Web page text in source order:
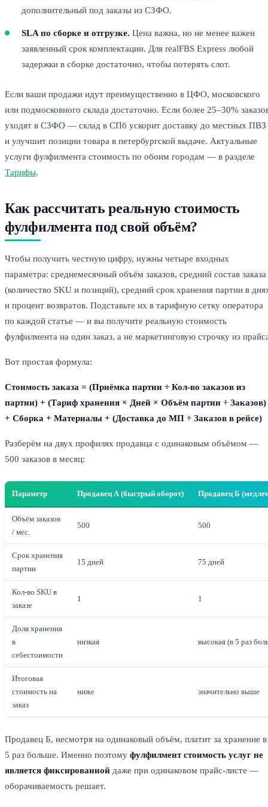
дополнительный под заказы из СЗФО.
SLA по сборке и отгрузке. Цена важна, но не менее важен
заявленный срок комплектации. Для realFBS Express любой
задержки в сборке достаточно, чтобы потерять слот.
Если ваши продажи идут преимущественно в ЦФО, московского
или подмосковного склада достаточно. Если более 25–30%
уходят в СЗФО — склад в СПб ускорит доставку до местных ПВЗ
и улучшит позиции товара в петербургской выдаче. Актуальные
услуги фулфилмента стоимость по обоим городам — в разделе
Тарифы.
Как рассчитать реальную стоимость
фулфилмента под свой объём?
Чтобы получить честную цифру, нужны четыре входных
параметра: среднемесячный объём заказов, средний состав заказа
(количество SKU и позиций), средний срок хранения партии в
и процент возвратов. Подставьте их в тарифную сетку оператора
по каждой статье — и вы получите реальную стоимость
фулфилмента на один заказ, а не маркетинговую строчку из
Вот простая формула:
Стоимость заказа = (Приёмка партии ÷ Кол-во заказов из
партии) + (Тариф хранения × Дней × Объём партии ÷ Заказов)
+ Сборка + Материалы + (Доставка до МП ÷ Заказов в рейсе)
Разберём на двух профилях продавца с одинаковым объёмом —
500 заказов в месяц:
Параметр Продавец А (быстрый оборот) Продавец Б
Объём заказов
/ мес.
500 500
Срок хранения
партии
15 дней 75 дней
Кол-во SKU в
заказе
1 1
Доля хранения
в
себестоимости
низкая высокая (в 5 раз
Итоговая
стоимость на
заказ
ниже значительно выше
Продавец Б, несмотря на одинаковый объём, платит за хранение в
5 раз больше. Именно поэтому фулфилмент стоимость услуг не
является фиксированной даже при одинаковом прайс-листе —
оборачиваемость решает.